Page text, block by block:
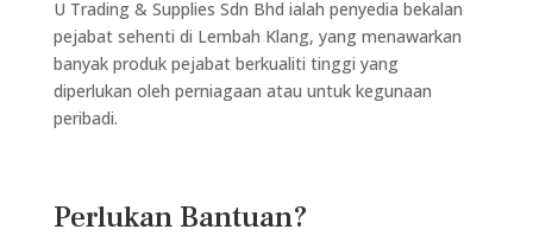
U Trading & Supplies Sdn Bhd ialah penyedia bekalan
pejabat sehenti di Lembah Klang, yang menawarkan
banyak produk pejabat berkualiti tinggi yang
diperlukan oleh perniagaan atau untuk kegunaan
peribadi.
Perlukan Bantuan?